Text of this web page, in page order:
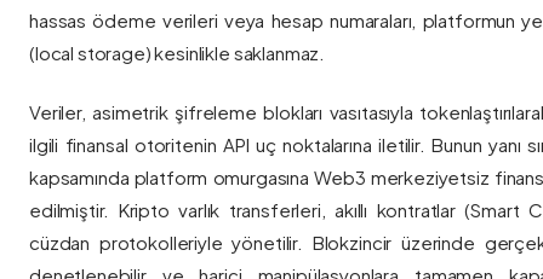
hassas ödeme verileri veya hesap numaraları, platformun
(local storage) kesinlikle saklanmaz.
Veriler, asimetrik şifreleme blokları vasıtasıyla
ilgili finansal otoritenin API uç noktalarına iletilir. Bunun yanı
kapsamında platform omurgasına Web3 merkeziyetsiz
edilmiştir. Kripto varlık transferleri, akıllı kontratlar (Smart
cüzdan protokolleriyle yönetilir. Blokzincir üzerinde